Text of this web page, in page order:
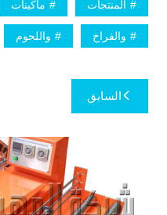
المنتجات ماكينات
والفراخ واللحوم
تصفّح
المقالات
السابق